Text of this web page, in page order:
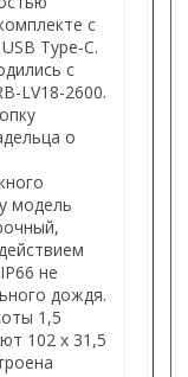
с
Type-C.
с
LV18-2600.
о
модель
не
дождя.
1,5
102 x 31,5